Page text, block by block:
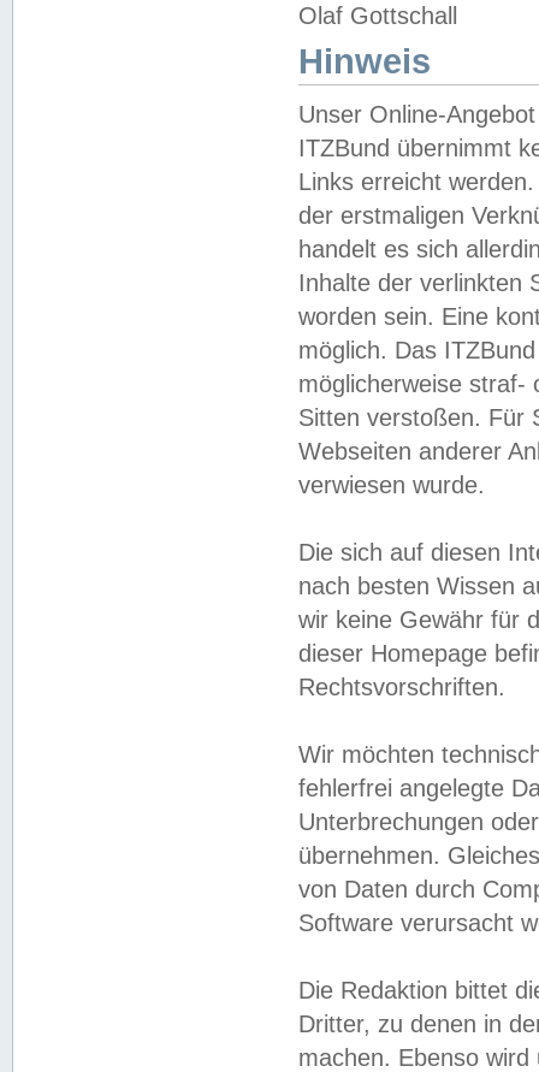
Olaf Gottschall
Hinweis
Unser Online-
ITZBund übernimmt
Links erreicht
der erstmaligen
handelt es sich
Inhalte der verlinkten
worden sein. Eine
möglich. Das
möglicherweise straf-
Sitten verstoßen. Für
Webseiten anderer
verwiesen wurde.
Die sich auf diesen
nach besten Wissen
wir keine Gewähr für
dieser Homepage
Rechtsvorschriften.
Wir möchten
fehlerfrei angelegte
Unterbrechungen
übernehmen.
von Daten durch
Software verursacht
Die Redaktion bittet
Dritter, zu denen in
machen. Ebenso